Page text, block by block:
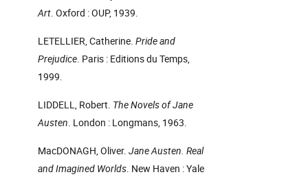
Art. Oxford : OUP, 1939.
LETELLIER, Catherine. Pride and
Prejudice. Paris : Editions du Temps,
1999.
LIDDELL, Robert. The Novels of Jane
Austen. London : Longmans, 1963.
MacDONAGH, Oliver. Jane Austen. Real
and Imagined Worlds. New Haven : Yale